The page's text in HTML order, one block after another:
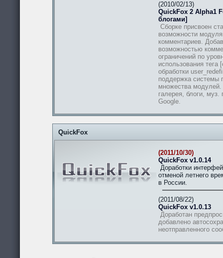
(2010/02/13)
QuickFox 2 Alpha1
блогами]
Сборке присвоен
возможности
комментариев.
возможностью
ограничений по
использования тега
обработки
поддержка системы
множества
галерея, блоги, муз.
Google.
QuickFox
(2011/10/30)
QuickFox v1.0.14
Доработки
отменой летнего
в России.
(2011/08/22)
QuickFox v1.0.13
Доработан
добавлено
неотправленного